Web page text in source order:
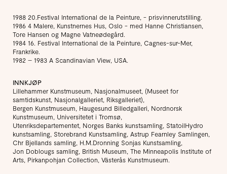
1988 20.Festival International de la Peinture, - prisvinnerutstilling.
1986 4 Malere, Kunstnernes Hus, Oslo - med Hanne Christiansen,
Tore Hansen og Magne Vatneødegård.
1984 16. Festival International de la Peinture, Cagnes-sur-Mer,
Frankrike.
1982 – 1983 A Scandinavian View, USA.
INNKJØP
Lillehammer Kunstmuseum, Nasjonalmuseet, (Museet for
samtidskunst, Nasjonalgalleriet, Riksgalleriet),
Bergen Kunstmuseum, Haugesund Billedgalleri, Nordnorsk
Kunstmuseum, Universitetet i Tromsø,
Utenriksdepartementet, Norges Banks kunstsamling, StatoilHydro
kunstsamling, Storebrand Kunstsamling, Astrup Fearnley Samlingen,
Chr Bjellands samling, H.M.Dronning Sonjas Kunstsamling,
Jon Doblougs samling, British Museum, The Minneapolis Institute of
Arts, Pirkanpohjan Collection, Västerås Kunstmuseum.